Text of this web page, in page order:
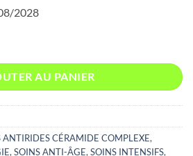
2028
CERAMIDE CPX10% 50 ML
AU PANIER
ANTIRIDES CÉRAMIDE COMPLEXE,
, SOINS ANTI-ÂGE, SOINS INTENSIFS,